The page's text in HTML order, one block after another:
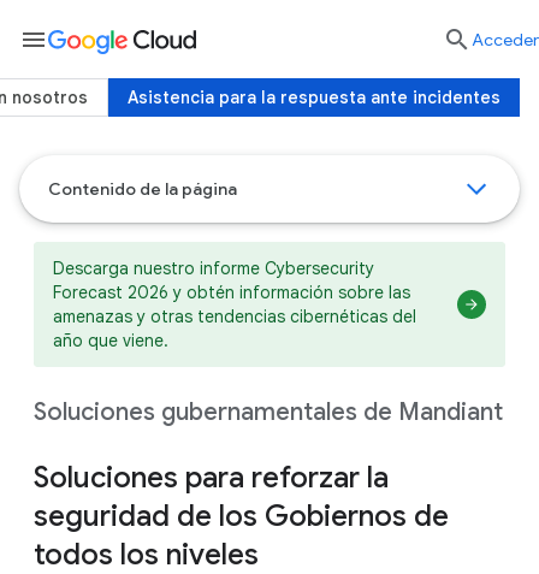
Contenido de la página
Descarga nuestro informe Cybersecurity
Forecast 2026 y obtén información sobre las
amenazas y otras tendencias cibernéticas del
año que viene.
Soluciones gubernamentales de Mandiant
Soluciones para reforzar la
seguridad de los Gobiernos de
todos los niveles
menu  Acceder
Asistencia para la respuesta ante incidentes
nosotros